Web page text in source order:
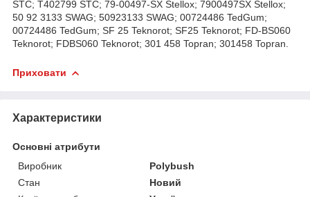
STC; T402799 STC; 79-00497-SX Stellox; 7900497SX Stellox;
50 92 3133 SWAG; 50923133 SWAG; 00724486 TedGum;
00724486 TedGum; SF 25 Teknorot; SF25 Teknorot; FD-BS060
Teknorot; FDBS060 Teknorot; 301 458 Topran; 301458 Topran.
Приховати
Характеристики
Основні атрибути
Виробник
Polybush
Стан
Новий